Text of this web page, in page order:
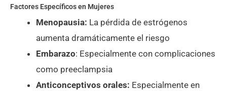
Factores Específicos en Mujeres
Menopausia: La pérdida de estrógenos
aumenta dramáticamente el riesgo
Embarazo: Especialmente con complicaciones
como preeclampsia
Anticonceptivos orales: Especialmente en